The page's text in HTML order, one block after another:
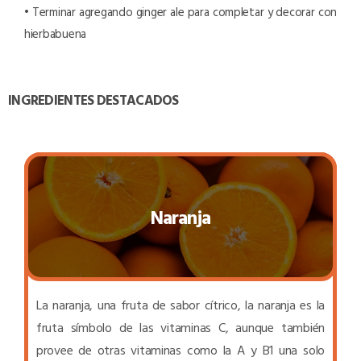
• Terminar agregando ginger ale para completar y decorar con
hierbabuena
INGREDIENTES DESTACADOS
Naranja
La naranja, una fruta de sabor cítrico, la naranja es la
fruta símbolo de las vitaminas C, aunque también
provee de otras vitaminas como la A y B1 una solo